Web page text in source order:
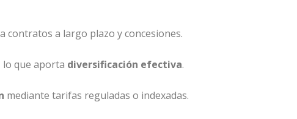
contratos a largo plazo y concesiones.
lo que aporta diversificación efectiva.
mediante tarifas reguladas o indexadas.